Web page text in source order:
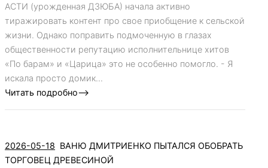
АСТИ (урожденная ДЗЮБА) начала активно
тиражировать контент про свое приобщение к сельской
жизни. Однако поправить подмоченную в глазах
общественности репутацию исполнительнице хитов
«По барам» и «Царица» это не особенно помогло. - Я
искала просто домик...
Читать подробно-->
2026-05-18 ВАНЮ ДМИТРИЕНКО ПЫТАЛСЯ ОБОБРАТЬ
ТОРГОВЕЦ ДРЕВЕСИНОЙ